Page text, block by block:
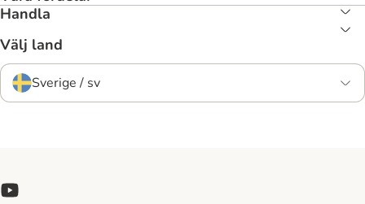
Handla
Välj land
Sverige / sv